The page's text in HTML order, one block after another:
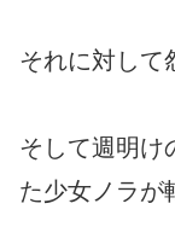
それに対して
そして週明け
た少女ノラが